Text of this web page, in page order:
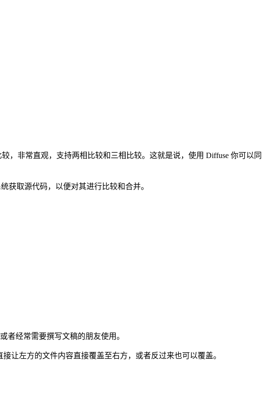
非常直观，支持两相比较和三相比较。这就是说，使用 Diffuse 你可以同
获取源代码，以便对其进行比较和合并。
经常需要撰写文稿的朋友使用。
左方的文件内容直接覆盖至右方，或者反过来也可以覆盖。